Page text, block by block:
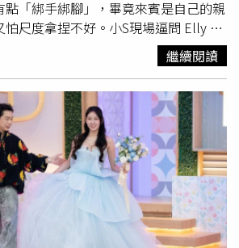
「綁手綁腳」，畢竟來賓是自己的親
尺度拿捏不好。小S現場逼問 Elly 有
智回嗆：「我講出來的話，妳就會故
：「我是妳媽，當然會保護妳！」
自己常看網路流傳的《康熙》片段，
，讓小S大嘆：「訪問女兒的壓力，
」Elly與小S首度節目合體。（圖／
格，小S在 Elly 眼中的私下面貌也隨
私下超愛看動漫，總是穿著睡衣，還
走動，這讓
派翠克秒回「太宅了
不住抱怨：「最欠揍的是，家裡客廳
她偏要硬把平板架在衛生紙盒上，害
到，問她能不能幫忙拿一張，她還會
繼續閱讀